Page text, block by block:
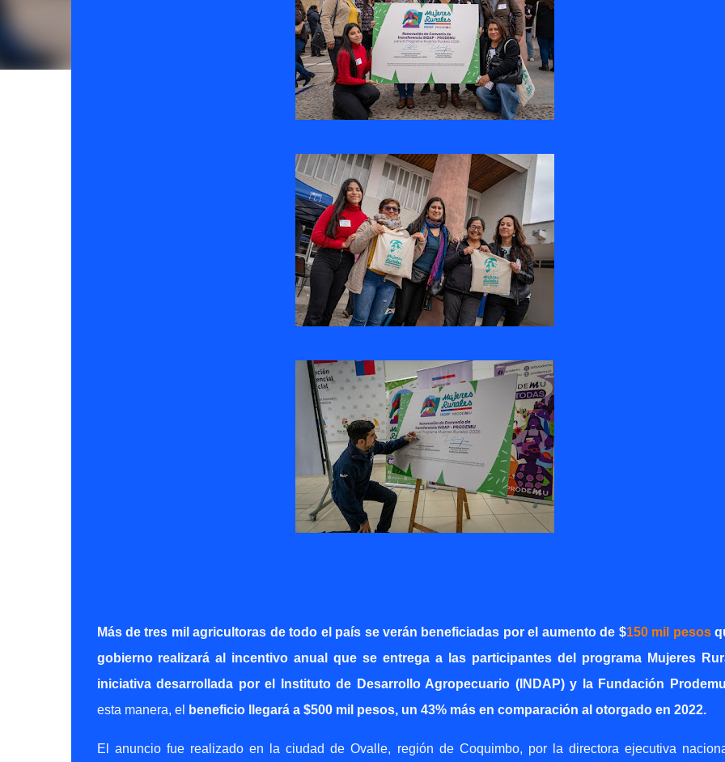
Más de tres mil agricultoras de todo el país se verán beneficiadas por el aumento de $150 mil pesos
gobierno realizará al incentivo anual que se entrega a las participantes del programa Mujeres
iniciativa desarrollada por el Instituto de Desarrollo Agropecuario (INDAP) y la Fundación
esta manera, el
beneficio llegará a $500 mil pesos, un 43% más en comparación al otorgado en 2022.
El anuncio fue realizado en la ciudad de Ovalle, región de Coquimbo, por la directora ejecutiva